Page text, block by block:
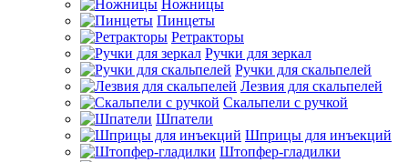
Ножницы
Пинцеты
Ретракторы
Ручки для зеркал
Ручки для скальпелей
Лезвия для скальпелей
Скальпели с ручкой
Шпатели
Шприцы для инъекций
Штопфер-гладилки